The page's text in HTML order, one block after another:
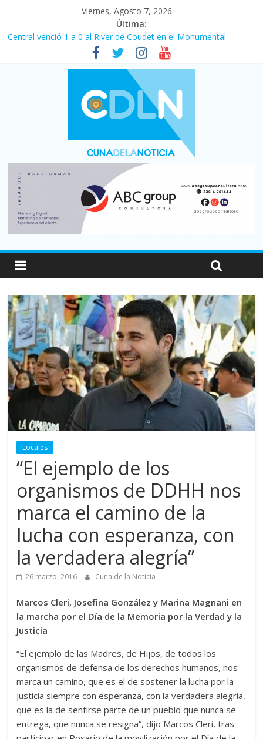
Viernes, Agosto 7, 2026
Última:
Central venció 1 a 0 al River de Coudet en el Monumental
La morosidad alcanzó su nivel más alto en dos décadas y ya
afecta a 400 mil deudores en Santa Fe
Desde que asumió Milei cerraron 41.000 kioscos: el sector
denuncia crisis como en 2001
Vacaciones de invierno con más movimiento y consumo
turístico: 4,6 millones de personas viajaron por el país, un 5,9%
Fuerte caída de la venta de autos usados en julio: bajó un 12,6%
Locales
“El ejemplo de los
organismos de DDHH nos
marca el camino de la
lucha con esperanza, con
la verdadera alegría”
26 marzo, 2016 Cuna de la Noticia
Marcos Cleri, Josefina González y Marina Magnani en
la marcha por el Día de la Memoria por la Verdad y la
Justicia
“El ejemplo de las Madres, de Hijos, de todos los
organismos de defensa de los derechos humanos, nos
marca un camino, que es el de sostener la lucha por la
justicia siempre con esperanza, con la verdadera alegría,
que es la de sentirse parte de un pueblo que nunca se
entrega, que nunca se resigna”, dijo Marcos Cleri, tras